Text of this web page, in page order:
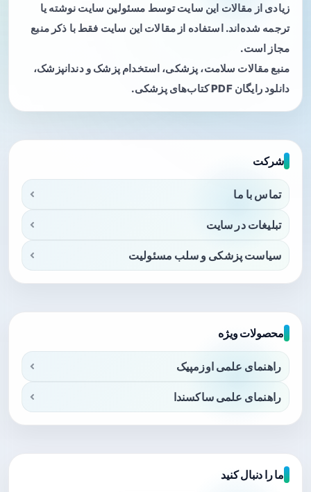
زیادی از مقالات این سایت توسط مسئولین سایت نوشته یا
ترجمه شده‌اند. استفاده از مقالات این سایت فقط با ذکر منبع
مجاز است.
منبع مقالات سلامت، پزشکی، استخدام پزشک و دندانپزشک،
دانلود رایگان PDF کتاب‌های پزشکی.
شرکت
تماس با ما
تبلیغات در سایت
سیاست پزشکی و سلب مسئولیت
محصولات ویژه
راهنمای علمی اوزمپیک
راهنمای علمی ساکسندا
ما را دنبال کنید